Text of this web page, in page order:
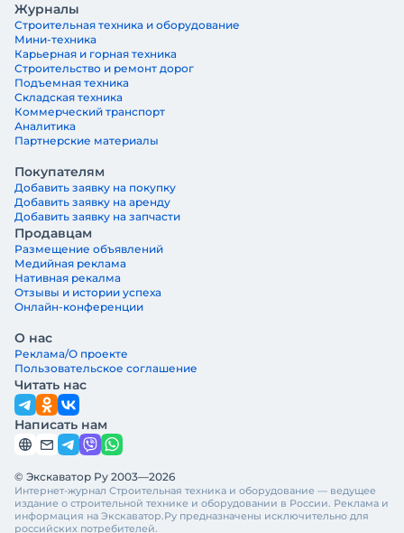
Журналы
Строительная техника и оборудование
Мини-техника
Карьерная и горная техника
Строительство и ремонт дорог
Подъемная техника
Складская техника
Коммерческий транспорт
Аналитика
Партнерские материалы
Покупателям
Добавить заявку на покупку
Добавить заявку на аренду
Добавить заявку на запчасти
Продавцам
Размещение объявлений
Медийная реклама
Нативная рекалма
Отзывы и истории успеха
Онлайн-конференции
О нас
Реклама/О проекте
Пользовательское соглашение
Читать нас
Написать нам
© Экскаватор Ру 2003—2026
Интернет-журнал Строительная техника и оборудование — ведущее
издание о строительной технике и оборудовании в России. Реклама и
информация на Экскаватор.Ру предназначены исключительно для
российских потребителей.